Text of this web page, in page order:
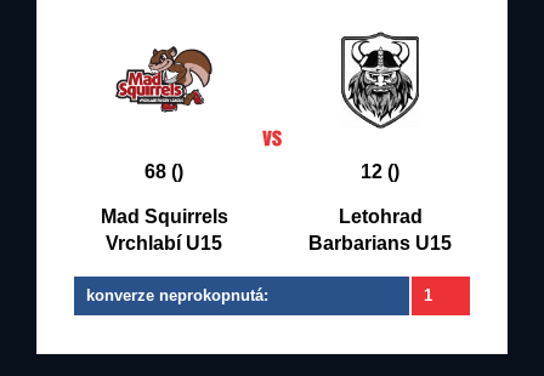
68 ()
Mad Squirrels
Vrchlabí U15
12 ()
Letohrad
Barbarians U15
konverze neprokopnutá: 1